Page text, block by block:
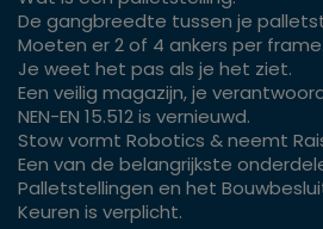
De gangbreedte tussen je
Moeten er 2 of 4 ankers per frame.
Je weet het pas als je het ziet.
Een veilig magazijn, je
NEN-EN 15.512 is vernieuwd.
Stow vormt Robotics & neemt
Een van de belangrijkste
Palletstellingen en het
Keuren is verplicht.